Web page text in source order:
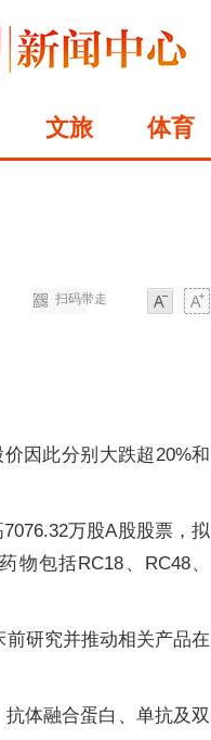
文旅 体育
扫码带走
因此分别大跌超20%和
万股A股股票，拟
包括RC18、RC48、
研究并推动相关产品在
体融合蛋白、单抗及双